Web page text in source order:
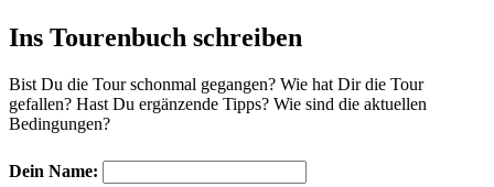
Ins Tourenbuch schreiben
Bist Du die Tour schonmal gegangen? Wie hat Dir die Tour
gefallen? Hast Du ergänzende Tipps? Wie sind die aktuellen
Bedingungen?
Dein Name: